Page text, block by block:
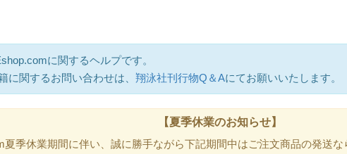
に関するヘルプです。
に関するお問い合わせは、 翔泳社刊行物Q＆Aにてお願いいたします。
【夏季休業のお知らせ】
夏季休業期間に伴い、誠に勝手ながら下記期間中はご注文商品の発送